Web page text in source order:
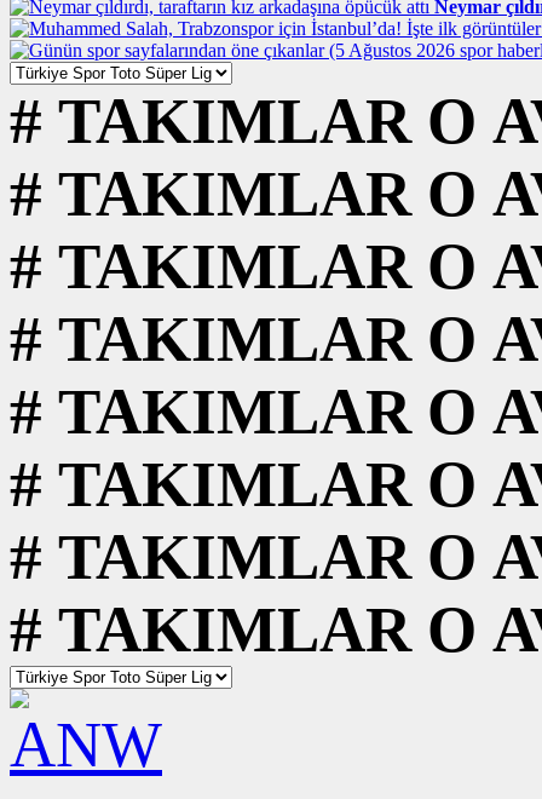
Neymar
# TAKIMLAR O
# TAKIMLAR O
# TAKIMLAR O
# TAKIMLAR O
# TAKIMLAR O
# TAKIMLAR O
# TAKIMLAR O
# TAKIMLAR O